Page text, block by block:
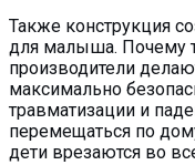
Также конструкция
для малыша. Почему
производители
максимально
травматизации и
перемещаться по
дети врезаются во